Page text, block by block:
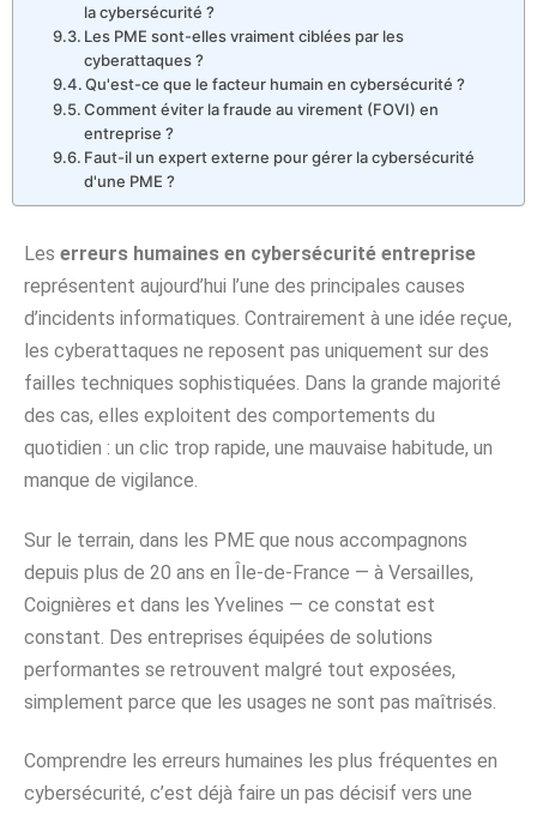
la cybersécurité ?
Les PME sont-elles vraiment ciblées par les
cyberattaques ?
Qu'est-ce que le facteur humain en cybersécurité ?
Comment éviter la fraude au virement (FOVI) en
entreprise ?
Faut-il un expert externe pour gérer la cybersécurité
d'une PME ?
Les erreurs humaines en cybersécurité entreprise
représentent aujourd’hui l’une des principales causes
d’incidents informatiques. Contrairement à une idée reçue,
les cyberattaques ne reposent pas uniquement sur des
failles techniques sophistiquées. Dans la grande majorité
des cas, elles exploitent des comportements du
quotidien : un clic trop rapide, une mauvaise habitude, un
manque de vigilance.
Sur le terrain, dans les PME que nous accompagnons
depuis plus de 20 ans en Île-de-France — à Versailles,
Coignières et dans les Yvelines — ce constat est
constant. Des entreprises équipées de solutions
performantes se retrouvent malgré tout exposées,
simplement parce que les usages ne sont pas maîtrisés.
Comprendre les erreurs humaines les plus fréquentes en
cybersécurité, c’est déjà faire un pas décisif vers une